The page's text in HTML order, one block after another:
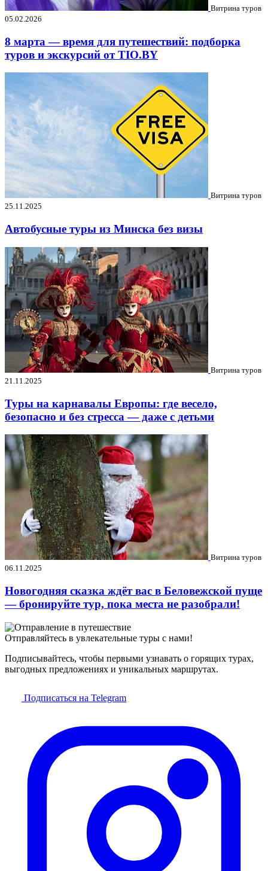
Витрина туров
05.02.2026
8 марта — время для путешествий: подборка
туров и экскурсий от TIO.BY
Витрина туров
25.11.2025
Автобусные туры из Минска без визы
Витрина туров
21.11.2025
Туры на карнавалы Европы: где весело,
безопасно и без стресса — даже с детьми
Витрина туров
06.11.2025
Новогодняя сказка ждёт вас в Беловежской пуще
— бронируйте тур, пока места не разобрали!
Отправляйтесь в увлекательные туры с нами!
Подписывайтесь, чтобы первыми узнавать о горящих турах,
выгодных предложениях и уникальных маршрутах.
Подписаться на Telegram